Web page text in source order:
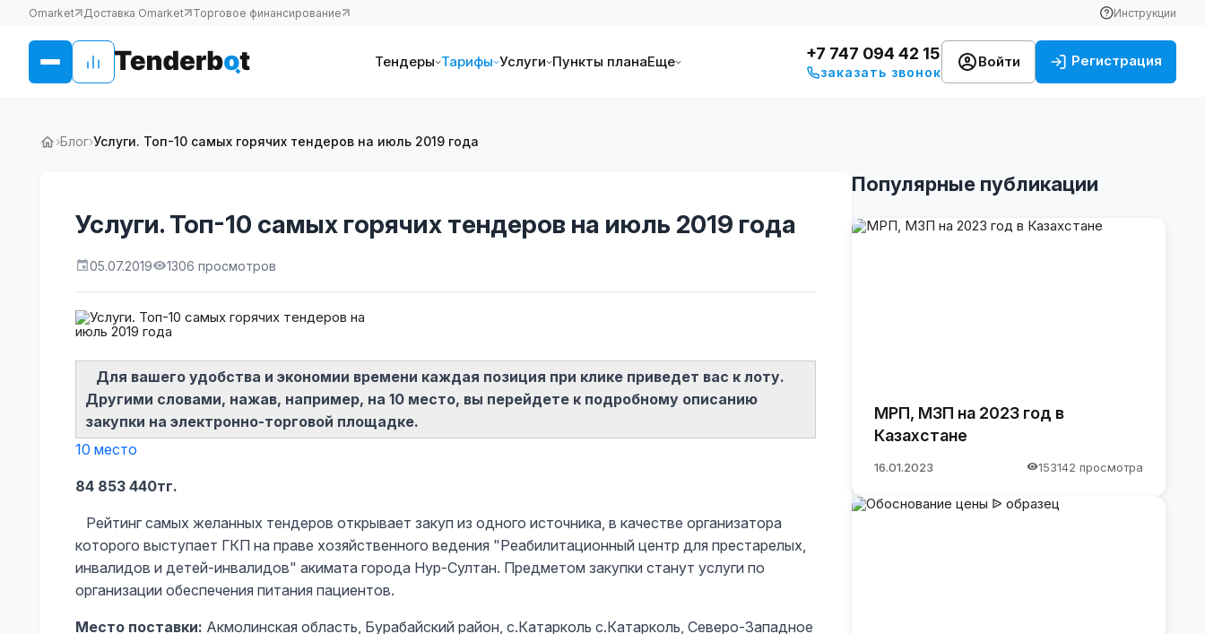
Omarket Доставка Omarket Торговое финансирование Инструкции
Тендеры Тарифы Услуги Пункты планаЕще +7 747 094 42 15
заказать звонок
Войти Регистрация
›Блог›Услуги. Топ-10 самых горячих тендеров на июль 2019 года
Услуги. Топ-10 самых горячих тендеров на июль 2019 года
05.07.2019 1306 просмотров
Для вашего удобства и экономии времени каждая позиция при клике приведет вас к лоту.
Другими словами, нажав, например, на 10 место, вы перейдете к подробному описанию
закупки на электронно-торговой площадке.
10 место
84 853 440тг.
Рейтинг самых желанных тендеров открывает закуп из одного источника, в качестве организатора
которого выступает ГКП на праве хозяйственного ведения "Реабилитационный центр для престарелых,
инвалидов и детей-инвалидов" акимата города Нур-Султан. Предметом закупки станут услуги по
организации обеспечения питания пациентов.
Место поставки: Акмолинская область, Бурабайский район, с.Катарколь с.Катарколь, Северо-Западное
Популярные публикации
МРП, МЗП на 2023 год в
Казахстане
16.01.2023 153142 просмотра